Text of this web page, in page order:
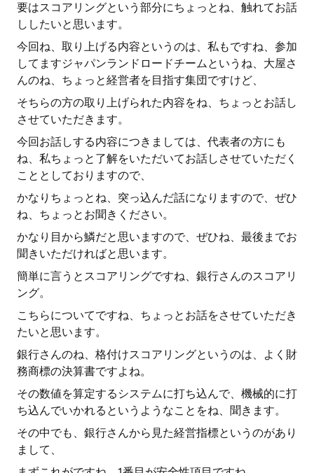
要はスコアリングという部分にちょっとね、触れてお話
ししたいと思います。
今回ね、取り上げる内容というのは、私もですね、参加
してますジャパンランドロードチームというね、大屋さ
んのね、ちょっと経営者を目指す集団ですけど、
そちらの方の取り上げられた内容をね、ちょっとお話し
させていただきます。
今回お話しする内容につきましては、代表者の方にも
ね、私ちょっと了解をいただいてお話しさせていただく
こととしておりますので、
かなりちょっとね、突っ込んだ話になりますので、ぜひ
ね、ちょっとお聞きください。
かなり目から鱗だと思いますので、ぜひね、最後までお
聞きいただければと思います。
簡単に言うとスコアリングですね、銀行さんのスコアリ
ング。
こちらについてですね、ちょっとお話をさせていただき
たいと思います。
銀行さんのね、格付けスコアリングというのは、よく財
務商標の決算書ですよね。
その数値を算定するシステムに打ち込んで、機械的に打
ち込んでいかれるというようなことをね、聞きます。
その中でも、銀行さんから見た経営指標というのがあり
まして、